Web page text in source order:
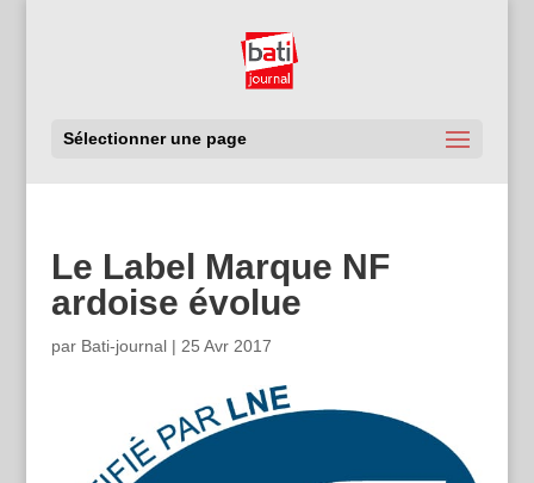
Sélectionner une page
Le Label Marque NF
ardoise évolue
par Bati-journal| 25 Avr 2017